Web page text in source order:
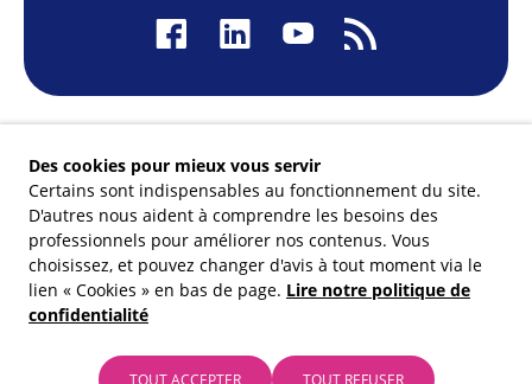
Membre du
Des cookies pour mieux vous servir
Certains sont indispensables au fonctionnement du site.
D'autres nous aident à comprendre les besoins des
professionnels pour améliorer nos contenus. Vous
choisissez, et pouvez changer d'avis à tout moment via le
lien « Cookies » en bas de page. Lire notre politique de
confidentialité
TOUT ACCEPTER TOUT REFUSER